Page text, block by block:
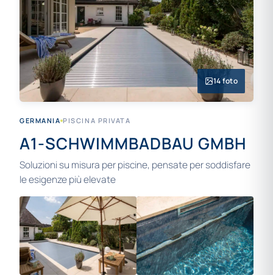
14 foto
GERMANIA PISCINA PRIVATA
A1-SCHWIMMBADBAU GMBH
Soluzioni su misura per piscine, pensate per soddisfare
le esigenze più elevate